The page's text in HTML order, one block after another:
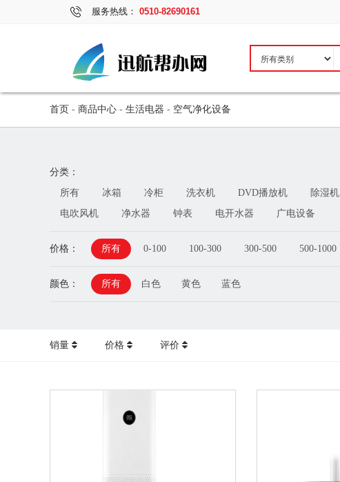
服务热线： 0510-82690161
首页 - 商品中心 - 生活电器 - 空气净化设备
分类：
所有
冰箱 冷柜 洗衣机 DVD播放机 除湿机
电吹风机
净水器 钟表 电开水器 广电设备
价格： 所有 0-100 100-300 300-500 500-1000
颜色： 所有 白色 黄色 蓝色
销量 价格 评价